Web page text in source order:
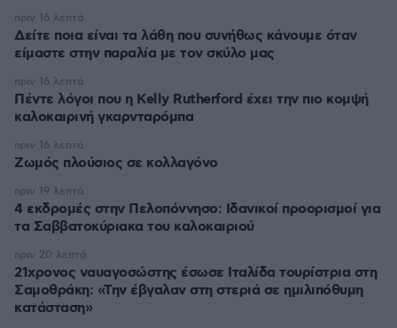
Δείτε ποια είναι τα λάθη που συνήθως κάνουμε όταν
είμαστε στην παραλία με τον σκύλο μας
πριν 16 λεπτά
Πέντε λόγοι που η Kelly Rutherford έχει την πιο κομψή
καλοκαιρινή γκαρνταρόμπα
πριν 16 λεπτά
Ζωμός πλούσιος σε κολλαγόνο
πριν 16 λεπτά
4 εκδρομές στην Πελοπόννησο: Ιδανικοί προορισμοί για
τα Σαββατοκύριακα του καλοκαιριού
πριν 19 λεπτά
21χρονος ναυαγοσώστης έσωσε Ιταλίδα τουρίστρια στη
Σαμοθράκη: «Την έβγαλαν στη στεριά σε ημιλιπόθυμη
κατάσταση»
πριν 20 λεπτά